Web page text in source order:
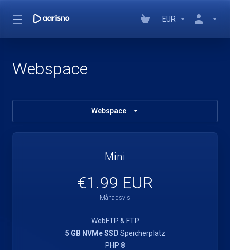
EUR
Webspace
Webspace
Mini
€1.99 EUR
Månadsvis
WebFTP & FTP
5 GB NVMe SSD Speicherplatz
PHP 8